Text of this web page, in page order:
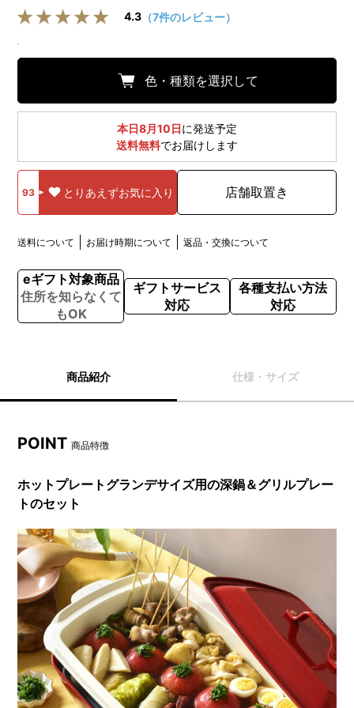
4.3 （7件のレビュー）
色・種類を選択して
本日8月10日に発送予定
送料無料でお届けします
93 とりあえずお気に入り 店舗取置き
送料について お届け時期について 返品・交換について
eギフト対象商品
住所を知らなくて
もOK
ギフトサービス
対応
各種支払い方法
対応
商品紹介 仕様・サイズ
POINT商品特徴
ホットプレートグランデサイズ用の深鍋＆グリルプレー
トのセット